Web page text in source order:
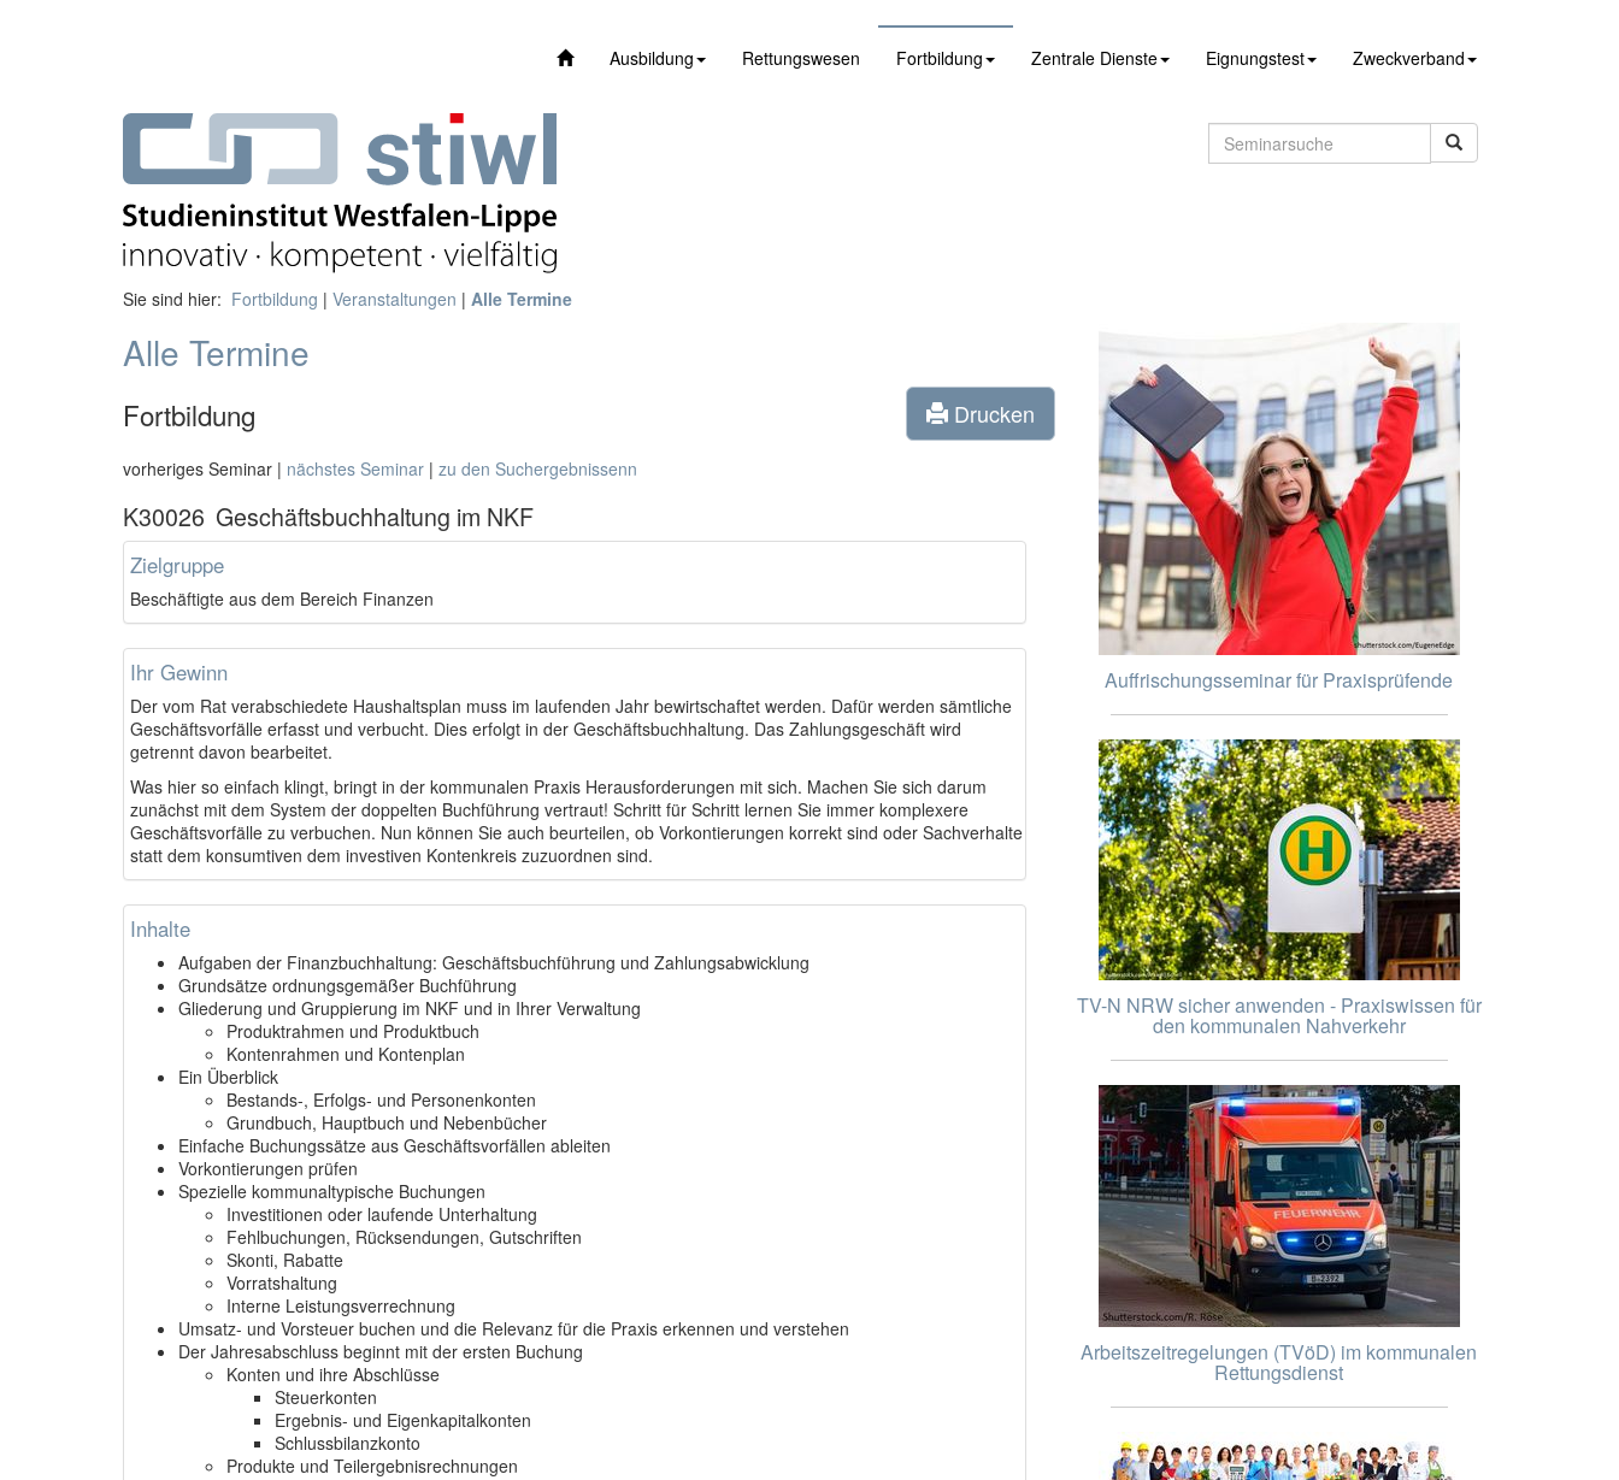
Ausbildung Rettungswesen Fortbildung Zentrale Dienste Eignungstest Zweckverband
Sie sind hier: Fortbildung | Veranstaltungen | Alle Termine
Alle Termine
Fortbildung Drucken
vorheriges Seminar | nächstes Seminar | zu den Suchergebnissenn
K30026 Geschäftsbuchhaltung im NKF
Zielgruppe
Beschäftigte aus dem Bereich Finanzen
Ihr Gewinn
Der vom Rat verabschiedete Haushaltsplan muss im laufenden Jahr bewirtschaftet werden. Dafür werden sämtliche
Geschäftsvorfälle erfasst und verbucht. Dies erfolgt in der Geschäftsbuchhaltung. Das Zahlungsgeschäft wird
getrennt davon bearbeitet.
Was hier so einfach klingt, bringt in der kommunalen Praxis Herausforderungen mit sich. Machen Sie sich darum
zunächst mit dem System der doppelten Buchführung vertraut! Schritt für Schritt lernen Sie immer komplexere
Geschäftsvorfälle zu verbuchen. Nun können Sie auch beurteilen, ob Vorkontierungen korrekt sind oder Sachverhalte
statt dem konsumtiven dem investiven Kontenkreis zuzuordnen sind.
Inhalte
Aufgaben der Finanzbuchhaltung: Geschäftsbuchführung und Zahlungsabwicklung
Grundsätze ordnungsgemäßer Buchführung
Gliederung und Gruppierung im NKF und in Ihrer Verwaltung
Produktrahmen und Produktbuch
Kontenrahmen und Kontenplan
Ein Überblick
Bestands-, Erfolgs- und Personenkonten
Grundbuch, Hauptbuch und Nebenbücher
Einfache Buchungssätze aus Geschäftsvorfällen ableiten
Vorkontierungen prüfen
Spezielle kommunaltypische Buchungen
Investitionen oder laufende Unterhaltung
Fehlbuchungen, Rücksendungen, Gutschriften
Skonti, Rabatte
Vorratshaltung
Interne Leistungsverrechnung
Umsatz- und Vorsteuer buchen und die Relevanz für die Praxis erkennen und verstehen
Der Jahresabschluss beginnt mit der ersten Buchung
Konten und ihre Abschlüsse
Steuerkonten
Ergebnis- und Eigenkapitalkonten
Schlussbilanzkonto
Produkte und Teilergebnisrechnungen
Auffrischungsseminar für Praxisprüfende
TV-N NRW sicher anwenden - Praxiswissen für
den kommunalen Nahverkehr
Arbeitszeitregelungen (TVöD) im kommunalen
Rettungsdienst